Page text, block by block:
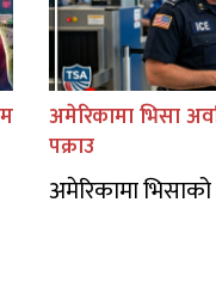
अमेरिकामा भिसा
पक्राउ
अमेरिकामा